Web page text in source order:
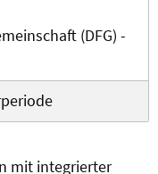
(DFG) -
mit integrierter